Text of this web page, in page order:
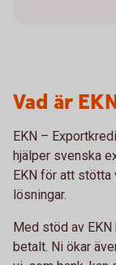
Vad är
EKN –
hjälper svenska
EKN för att stötta
lösningar.
Med stöd av
betalt. Ni ökar